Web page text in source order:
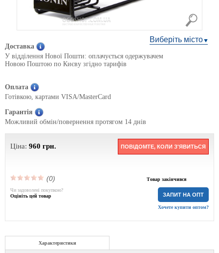
Виберіть місто
Доставка
У відділення Нової Пошти: оплачується одержувачем
Новою Поштою по Києву згідно тарифів
Оплата
Готівкою, картами VISA/MasterCard
Гарантія
Можливий обмін/повернення протягом 14 днів
Ціна: 960 грн. ПОВІДОМТЕ, КОЛИ З'ЯВИТЬСЯ
(0) Товар закінчився
ЗАПИТ НА ОПТ
Хочете купити оптом?
Чи задоволені покупкою?
Оцініть цей товар
Характеристики